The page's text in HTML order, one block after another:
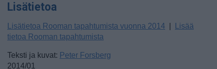
Lisätietoa
Lisätietoa Rooman tapahtumista vuonna 2014
Lisää
tietoa Rooman tapahtumista
Teksti ja kuvat: Peter Forsberg
2014/01